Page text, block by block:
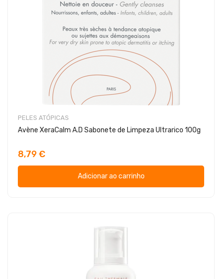
PELES ATÓPICAS
Avène XeraCalm A.D Sabonete de Limpeza Ultrarico 100g
8,79 €
Adicionar ao carrinho